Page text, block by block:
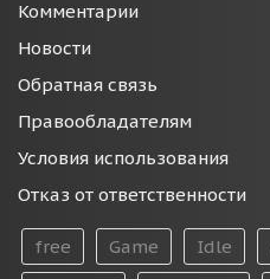
Комментарии
Новости
Обратная связь
Правообладателям
Условия использования
Отказ от ответственности
free Game Idle